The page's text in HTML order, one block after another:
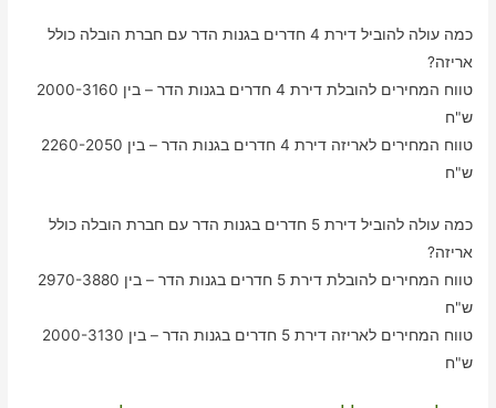
כמה עולה להוביל דירת 4 חדרים בגנות הדר עם חברת הובלה כולל
אריזה?
טווח המחירים להובלת דירת 4 חדרים בגנות הדר – בין 2000-3160
ש"ח
טווח המחירים לאריזה דירת 4 חדרים בגנות הדר – בין 2260-2050
ש"ח
כמה עולה להוביל דירת 5 חדרים בגנות הדר עם חברת הובלה כולל
אריזה?
טווח המחירים להובלת דירת 5 חדרים בגנות הדר – בין 2970-3880
ש"ח
טווח המחירים לאריזה דירת 5 חדרים בגנות הדר – בין 2000-3130
ש"ח